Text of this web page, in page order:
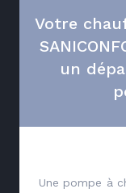
Votre
un
Une pompe à